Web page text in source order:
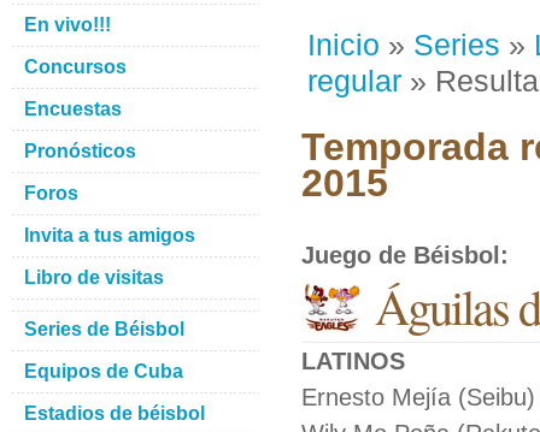
Inicio » Series »
regular »
Temporada
2015
Juego de Béisbol :
Águilas
LATINOS
Ernesto Mejía
En vivo!!!
Concursos
Encuestas
Pronósticos
Foros
Invita a tus amigos
Libro de visitas
Series de Béisbol
Equipos de Cuba
Estadios de béisbol